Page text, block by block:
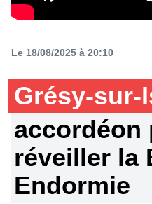
Le 18/08/2025 à 20:10
Grésy-sur-
accordéon
réveiller la
Endormie